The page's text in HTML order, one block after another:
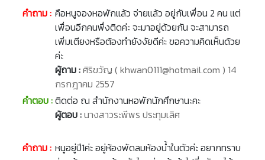
คำถาม : คือหนูจองหอพักแล้ว จ่ายแล้ว อยู่กับเพื่อน 2 คน แต่
เพื่อนอีกคนพึ่งติดค่ะ จะมาอยู่ด้วยกัน จะสามารถ
เพิ่มเตียงหรือต้องทำยังงัยดีค่ะ ขอความคิดเห็นด้วย
ค่ะ
ผู้ถาม :ศิริขวัญ ( khwan0111@hotmail.com ) 14
กรกฎาคม 2557
คำตอบ :ติดต่อ ณ สำนักงานหอพักนักศึกษานะคะ
ผู้ตอบ :นางสาวระพีพร ประทุมเลิศ
คำถาม : หนูอยู่ปี1ค่ะ อยู่ห้องพัดลมห้องน้ำในตัวค่ะ อยากทราบ